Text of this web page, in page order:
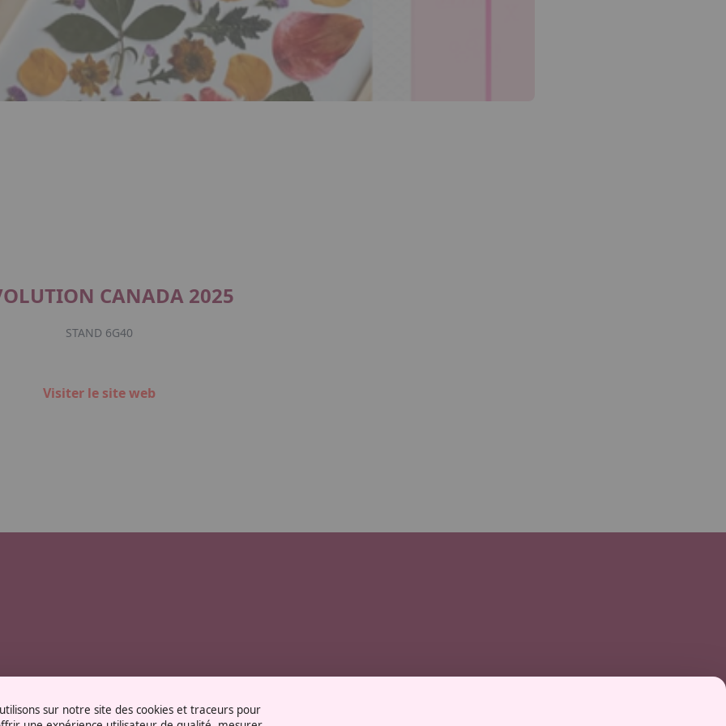
CANADA 2025
STAND 6G40
Visiter le site web
sur notre site des cookies et traceurs pour